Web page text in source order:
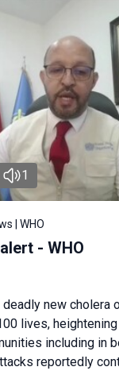
1
| WHO
- WHO
deadly new cholera
lives,
including in
reportedly